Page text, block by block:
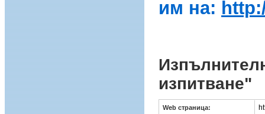
им на:
изпитване"
Web страница: